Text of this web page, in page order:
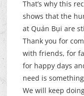
That’s why this
shows that the
at Quán Bụi are
Thank you for
with friends, for
for happy days
need is
We will keep